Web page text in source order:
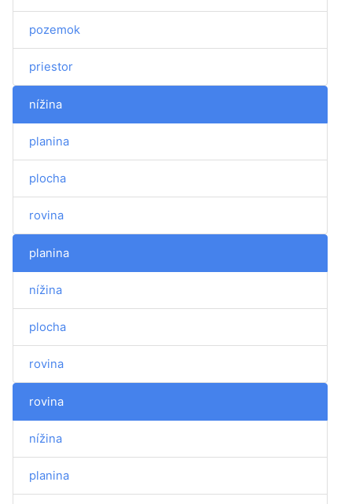
pozemok
priestor
nížina
planina
plocha
rovina
planina
nížina
plocha
rovina
rovina
nížina
planina